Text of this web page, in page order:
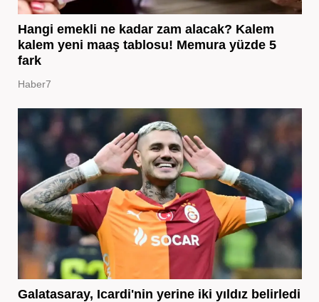
Hangi emekli ne kadar zam alacak? Kalem
kalem yeni maaş tablosu! Memura yüzde 5
fark
Haber7
Galatasaray, Icardi'nin yerine iki yıldız belirledi